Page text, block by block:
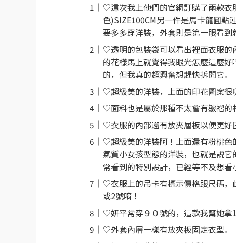
♡這次我上他們的官網訂購了兩款衣
色)SIZE100CM另一件是馬卡龍圓點
要多多穿洋裝，外套則是第一眼看到
♡透明的包裝袋可以看出裡面衣服的
的花樣馬上就覺得我眼光怎麼這麼
的，但我真的超興奮想趕快拆開它。
♡超級美的洋裝，上面的印花圖案很
♡面料也是屬於那種不太會有皺褶的
♡衣服的內部還有放夾層板以便更好
♡超級美的洋裝阿！上面還有粉桃
氣質小女孩型態的洋裝，也就是說
常看到的特別設計，已經等不及想看
♡衣服上的吊卡有標示價格跟尺碼，
或2號唷！
♡妍平常穿９０號的，這款我幫她拿
♡外套內層一樣有放夾板固定衣型。